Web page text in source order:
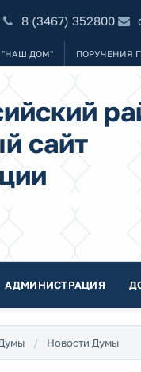
8 (3467) 352800
"НАШ ДОМ" ПОРУЧЕНИЯ
сайт
АДМИНИСТРАЦИЯ
Новости Думы